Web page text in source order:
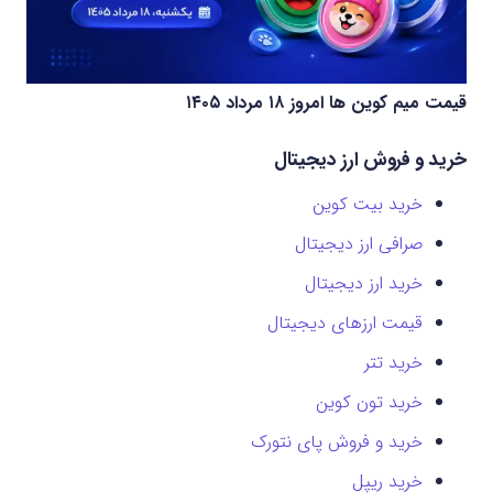
قیمت میم کوین‌ ها امروز ۱۸ مرداد ۱۴۰۵
خرید و فروش ارز دیجیتال
خرید بیت کوین
صرافی ارز دیجیتال
خرید ارز دیجیتال
قیمت ارزهای دیجیتال
خرید تتر
خرید تون کوین
خرید و فروش پای نتورک
خرید ریپل